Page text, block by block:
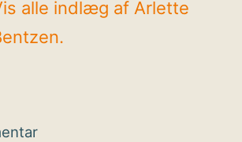
alle indlæg af Arlette